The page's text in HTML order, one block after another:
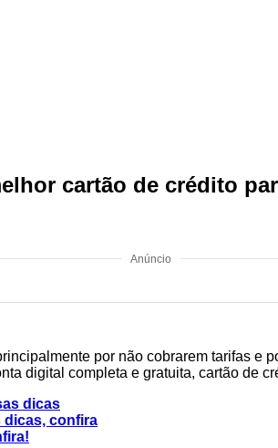
cartão de crédito
Anúncio
por não cobrarem tarifas e
digital completa e gratuita, cartão de
dicas
dicas, confira